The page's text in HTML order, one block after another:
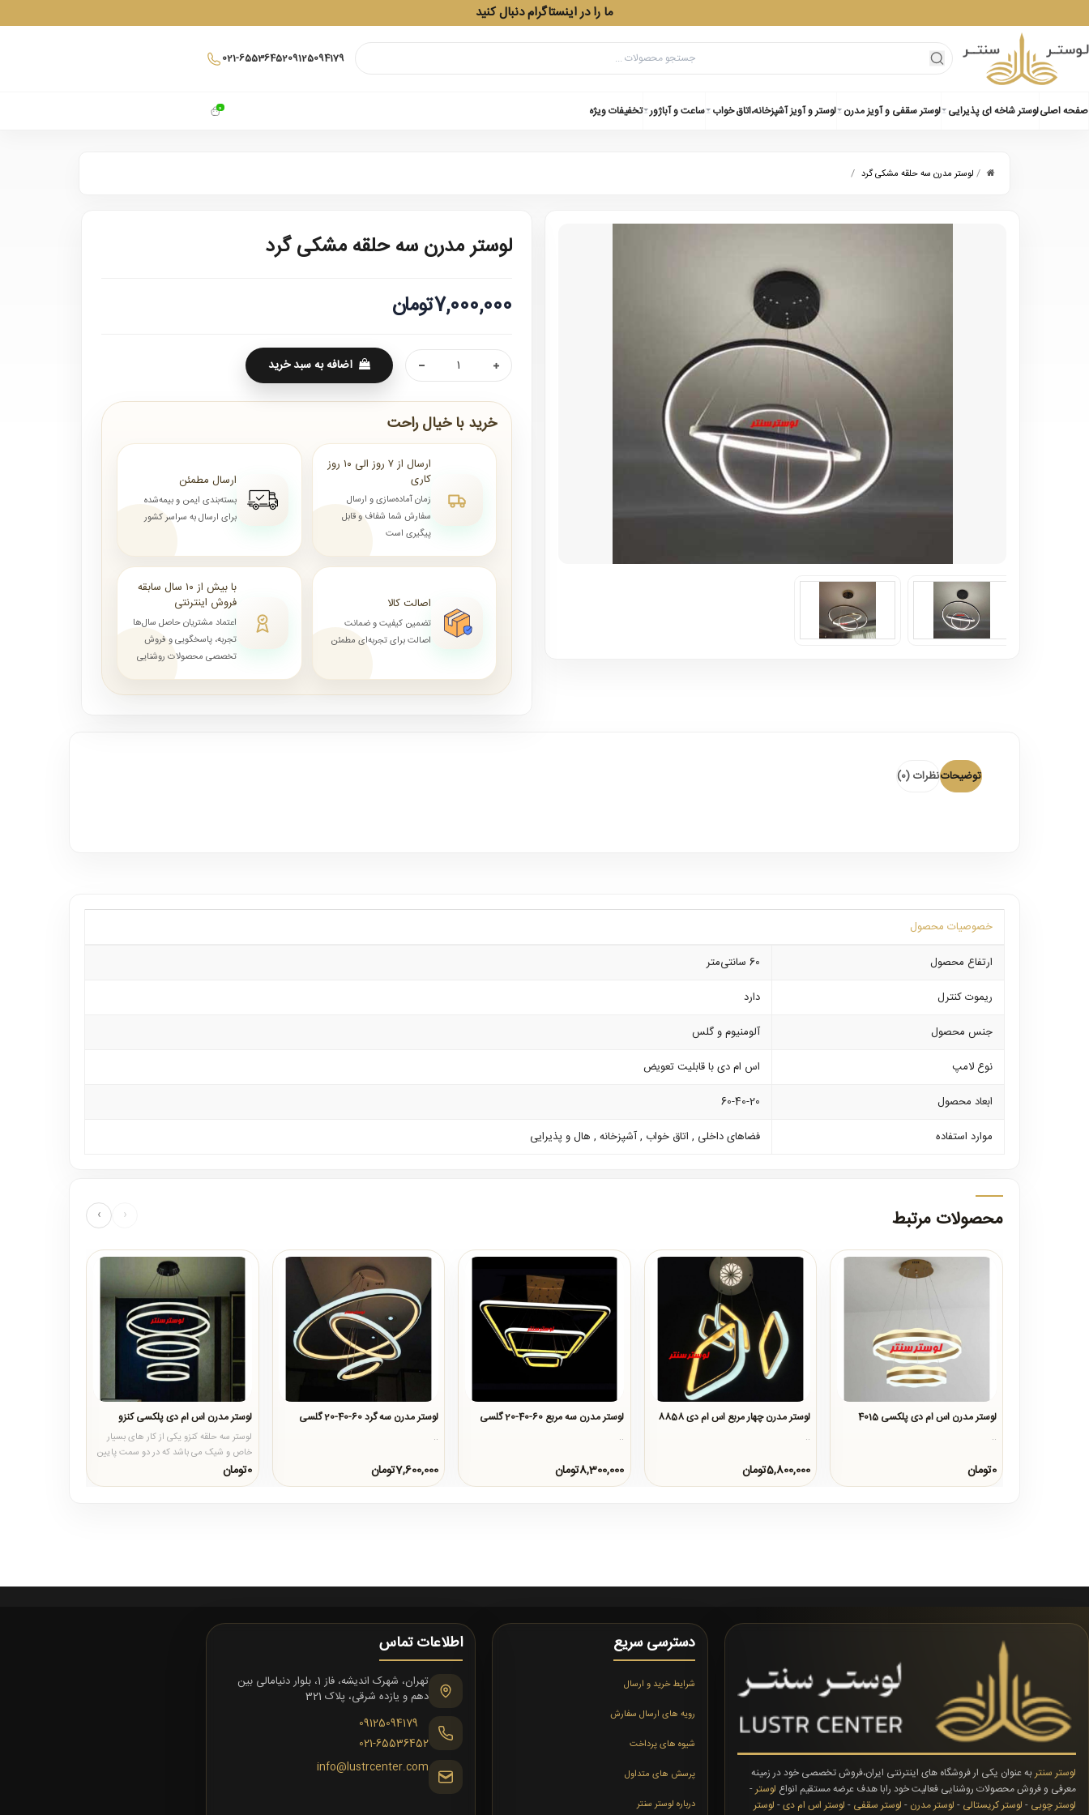
ما را در اینستاگرام دنبال کنید
021-6553645209125094179
0 صفحه اصلیلوستر شاخه ای پذیرایی لوستر سقفی و آویز مدرن لوستر و آویز آشپزخانه،اتاق خواب ساعت و آباژور تخفیفات ویژه
/ لوستر مدرن سه حلقه مشکی گرد /
لوستر مدرن سه حلقه مشکی گرد
7,000,000تومان
اضافه به سبد خرید
خرید با خیال راحت
ارسال از ۷ روز الی ۱۰ روز
کاری
زمان آماده‌سازی و ارسال
سفارش شما شفاف و قابل
پیگیری است
ارسال مطمئن
بسته‌بندی ایمن و بیمه‌شده
برای ارسال به سراسر کشور
اصالت کالا
تضمین کیفیت و ضمانت
اصالت برای تجربه‌ای مطمئن
با بیش از ۱۰ سال سابقه
فروش اینترنتی
اعتماد مشتریان حاصل سال‌ها
تجربه، پاسخگویی و فروش
تخصصی محصولات روشنایی
توضیحاتنظرات (0)
خصوصیات محصول
ارتفاع محصول
60 سانتی‌متر
ریموت کنترل
دارد
جنس محصول
آلومنیوم و گلس
نوع لامپ
اس ام دی با قابلیت تعویض
ابعاد محصول
60-40-20
موارد استفاده
فضاهای داخلی , اتاق خواب , آشپزخانه , هال و پذیرایی
محصولات مرتبط ‹
›
لوستر مدرن اس ام دی پلکسی 4015
..
0تومان
لوستر مدرن چهار مربع اس ام دی 8858
..
5,800,000تومان
لوستر مدرن سه مربع 60-40-20 گلسی
..
8,300,000تومان
لوستر مدرن سه گرد 60-40-20 گلسی
..
7,600,000تومان
لوستر مدرن اس ام دی پلکسی کنزو
لوستر سه حلقه کنزو یکی از کار های بسیار
خاص و شیک می باشد که در دو سمت پایین
و بالا روشنایی دارد&nbs..
0تومان
لوستر سنتربه عنوان یکی ار فروشگاه های اینترنتی ایران،فروش تخصصی خود در زمینه
معرفی و فروش محصولات روشنایی فعالیت خود رابا هدف عرضه مستقیم انواع لوستر-
لوستر چوبی - لوستر کریستالی - لوستر مدرن - لوستر سقفی - لوستر اس ام دی- لوستر
دسترسی سریع
شرایط خرید و ارسال
رویه های ارسال سفارش
شیوه های پرداخت
پرسش های متداول
درباره لوستر سنتر
اطلاعات تماس
تهران، شهرک اندیشه، فاز 1، بلوار دنیامالی بین
دهم و یازده شرقی، پلاک 321
09125094179
021-65536452
info@lustrcenter.com